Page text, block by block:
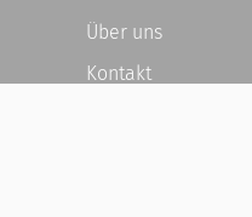
Über uns
Kontakt